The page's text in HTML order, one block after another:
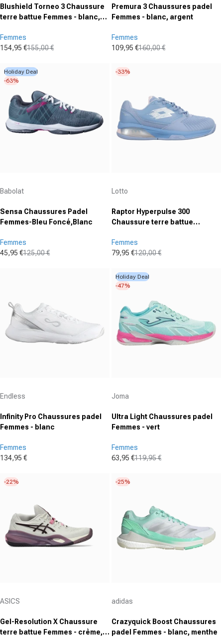
Blushield Torneo 3 Chaussure
terre battue Femmes - blanc,
Femmes
Prix promotionnel
154,95 €
Prix normal
155,00 €
Premura 3 Chaussures padel
Femmes - blanc, argent
Femmes
Prix promotionnel
109,95 €
Prix normal
160,00 €
Holiday Deal
-63%
Babolat
Sensa Chaussures Padel
Femmes-Bleu Foncé,Blanc
Femmes
Prix promotionnel
45,95 €
Prix normal
125,00 €
-33%
Lotto
Raptor Hyperpulse 300
Chaussure terre battue
Femmes
Prix promotionnel
79,95 €
Prix normal
120,00 €
Endless
Infinity Pro Chaussures padel
Femmes - blanc
Femmes
Prix promotionnel
134,95 €
Holiday Deal
-47%
Joma
Ultra Light Chaussures padel
Femmes - vert
Femmes
Prix promotionnel
63,95 €
Prix normal
119,95 €
-22%
ASICS
Gel-Resolution X Chaussure
terre battue Femmes - crème,
-25%
adidas
Crazyquick Boost Chaussures
padel Femmes - blanc, menthe